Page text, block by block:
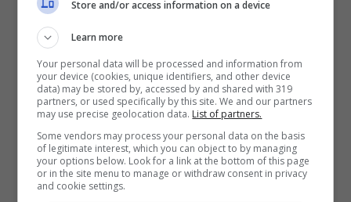
Il metodo con cui pulire al meglio la
varia dal tipo di guarnizione ed elettrodomestico a
cui si fa riferimento. Per quanto riguarda la
guarnizione della lavatrice il metodo più facile,
totalmente naturale, è utilizzare l’aceto bianco e
utilizzarla per scrostare le guarnizione ed eliminare
eventuali residui di detersivo o tracce di muffa. Vi
basterà strofinare bene per rimettere in piedi la
vostra guarnizione.
Store and/or access information on a device
Learn more
Your personal data will be processed and information from
your device (cookies, unique identifiers, and other device
data) may be stored by, accessed by and shared with 319
partners, or used specifically by this site. We and our partners
may use precise geolocation data. List of partners.
Some vendors may process your personal data on the basis
of legitimate interest, which you can object to by managing
your options below. Look for a link at the bottom of this page
or in the site menu to manage or withdraw consent in privacy
and cookie settings.